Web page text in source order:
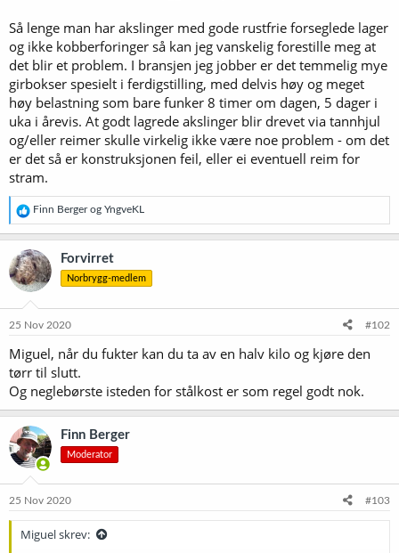
Så lenge man har akslinger med gode rustfrie forseglede lager
og ikke kobberforinger så kan jeg vanskelig forestille meg at
det blir et problem. I bransjen jeg jobber er det temmelig mye
girbokser spesielt i ferdigstilling, med delvis høy og meget
høy belastning som bare funker 8 timer om dagen, 5 dager i
uka i årevis. At godt lagrede akslinger blir drevet via tannhjul
og/eller reimer skulle virkelig ikke være noe problem - om det
er det så er konstruksjonen feil, eller ei eventuell reim for
stram.
R
e
a
k
s
j
o
e
:
Finn Bergerog YngveKL
Forvirret
Norbrygg-medlem
25 Nov 2020 #102
Miguel, når du fukter kan du ta av en halv kilo og kjøre den
tørr til slutt.
Og neglebørste isteden for stålkost er som regel godt nok.
Finn Berger
Moderator
25 Nov 2020 #103
Miguel skrev: